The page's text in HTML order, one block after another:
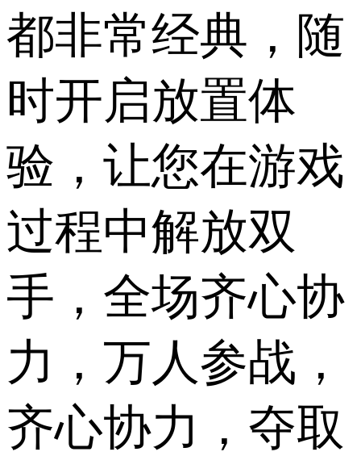
都非常经典，随
时开启放置体
验，让您在游戏
过程中解放双
手，全场齐心协
力，万人参战，
齐心协力，夺取